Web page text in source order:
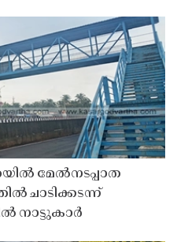
മേൽനടപ്പാത
ചാടിക്കടന്ന്
നാട്ടുകാർ